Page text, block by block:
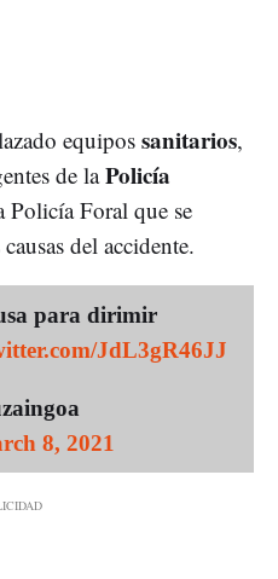
equipos sanitarios,
de laPolicía
Policía Foral que se
causas del accidente.
para dirimir
JdL3gR46JJ
8, 2021